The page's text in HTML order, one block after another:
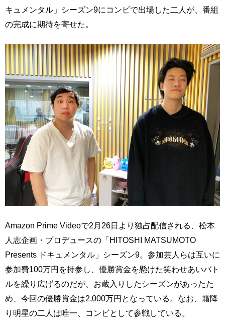
キュメンタル」シーズン9にコンビで出場した二人が、番組
の完成に期待を寄せた。
Amazon Prime Videoで2月26日より独占配信される、松本
人志企画・プロデュースの「HITOSHI MATSUMOTO
Presents ドキュメンタル」シーズン9。参加芸人らは互いに
参加費100万円を持参し、優勝賞金を懸けた笑わせあいバト
ルを繰り広げるのだが、お蔵入りしたシーズンがあったた
め、今回の優勝賞金は2,000万円となっている。なお、霜降
り明星の二人は唯一、コンビとして参戦している。